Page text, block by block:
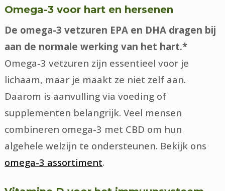
Omega-3 voor hart en hersenen
De omega-3 vetzuren EPA en DHA dragen bij
aan de normale werking van het hart.*
Omega-3 vetzuren zijn essentieel voor je
lichaam, maar je maakt ze niet zelf aan.
Daarom is aanvulling via voeding of
supplementen belangrijk. Veel mensen
combineren omega-3 met CBD om hun
algehele welzijn te ondersteunen. Bekijk ons
omega-3 assortiment.